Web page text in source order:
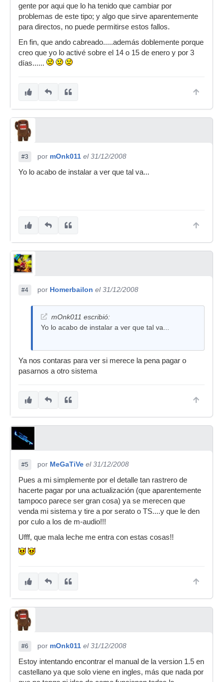
gente por aqui que lo ha tenido que cambiar por
problemas de este tipo; y algo que sirve aparentemente
para directos, no puede permitirse estos fallos.
En fin, que ando cabreado.....además doblemente porque
creo que yo lo activé sobre el 14 o 15 de enero y por 3
días......
#3 por mOnk011 el 31/12/2008
Yo lo acabo de instalar a ver que tal va...
#4 por Homerbailon el 31/12/2008
mOnk011 escribió:
Yo lo acabo de instalar a ver que tal va...
Ya nos contaras para ver si merece la pena pagar o
pasarnos a otro sistema
#5 por MeGaTiVe el 31/12/2008
Pues a mi simplemente por el detalle tan rastrero de
hacerte pagar por una actualización (que aparentemente
tampoco parece ser gran cosa) ya se merecen que
venda mi sistema y tire a por serato o TS....y que le den
por culo a los de m-audio!!!
Ufff, que mala leche me entra con estas cosas!!
#6 por mOnk011 el 31/12/2008
Estoy intentando encontrar el manual de la version 1.5 en
castellano ya que solo viene en ingles, más que nada por